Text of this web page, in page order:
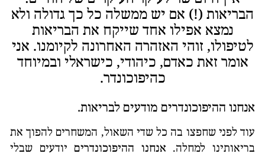
הבריאות (!) אם יש ממשלה כל כך גדולה ולא
נמצא אפילו אחד שייקח את הבריאות
לטיפולו, זוהי האזהרה האחרונה לקיומנו. אני
אומר זאת כאדם, כיהודי, כישראלי ובמיוחד
כהיפוכונדר.
אנחנו ההיפוכונדרים מודעים לבריאות.
עוד לפני שחפצו בה כל שדי השאול, המשחרים להפוך את
בריאותינו למחלה. אנחנו ההיפוכונדרים יודעים שבלי